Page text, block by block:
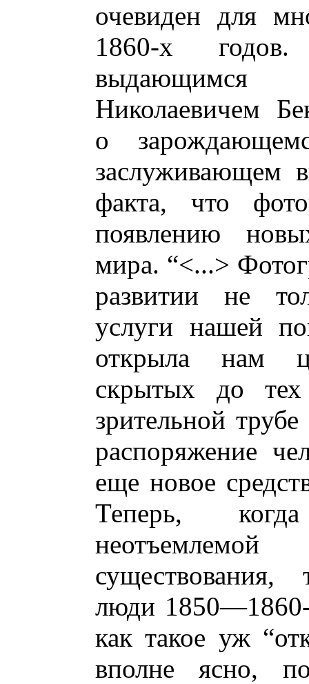
очевиден для
1860-х годов.
выдающимся
Николаевичем
о
заслуживающем
факта, что
появлению
мира. “<...>
развитии не
услуги нашей
открыла нам
скрытых до
зрительной
распоряжение
еще новое
Теперь,
неотъемлемой
люди 1850—1860-
как такое уж
вполне ясно,